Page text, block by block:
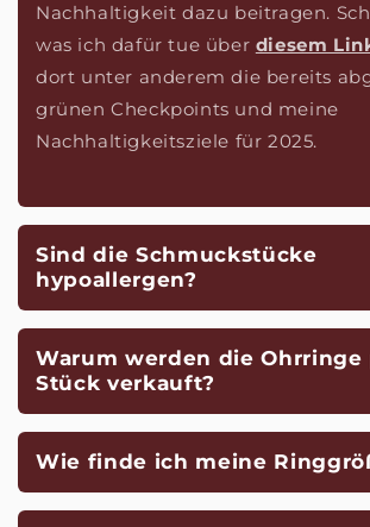
Nachhaltigkeit dazu beitragen.
was ich dafür tue über diesem
dort unter anderem die bereits
grünen Checkpoints und meine
Nachhaltigkeitsziele für 2025.
Sind die Schmuckstücke
hypoallergen?
Warum werden die Ohrringe
Stück verkauft?
Wie finde ich meine